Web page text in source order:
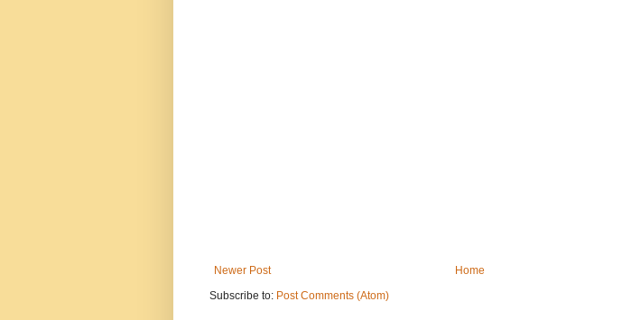
Newer Post
Home
Subscribe to: Post Comments (Atom)